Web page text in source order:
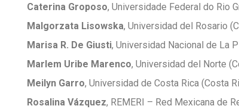
Caterina Groposo, Universidade Federal do Rio
Malgorzata Lisowska, Universidad del Rosario
Marisa R. De Giusti, Universidad Nacional de La
Marlem Uribe Marenco, Universidad del Norte
Meilyn Garro, Universidad de Costa Rica (Costa
Rosalina Vázquez, REMERI – Red Mexicana de